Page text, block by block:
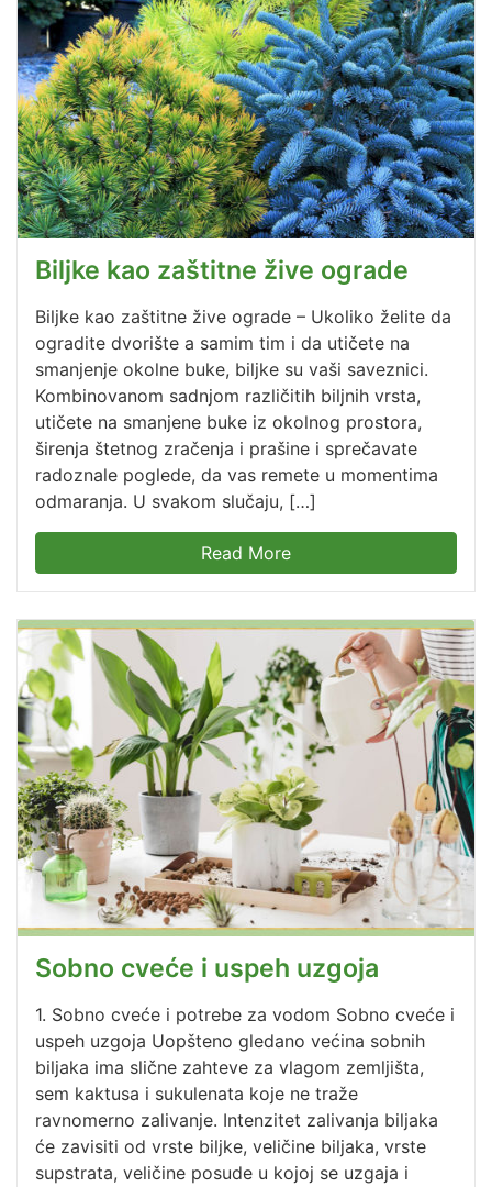
Biljke kao zaštitne žive ograde
Biljke kao zaštitne žive ograde – Ukoliko želite da
ogradite dvorište a samim tim i da utičete na
smanjenje okolne buke, biljke su vaši saveznici.
Kombinovanom sadnjom različitih biljnih vrsta,
utičete na smanjene buke iz okolnog prostora,
širenja štetnog zračenja i prašine i sprečavate
radoznale poglede, da vas remete u momentima
odmaranja. U svakom slučaju, […]
Read More
Sobno cveće i uspeh uzgoja
1. Sobno cveće i potrebe za vodom Sobno cveće i
uspeh uzgoja Uopšteno gledano većina sobnih
biljaka ima slične zahteve za vlagom zemljišta,
sem kaktusa i sukulenata koje ne traže
ravnomerno zalivanje. Intenzitet zalivanja biljaka
će zavisiti od vrste biljke, veličine biljaka, vrste
supstrata, veličine posude u kojoj se uzgaja i